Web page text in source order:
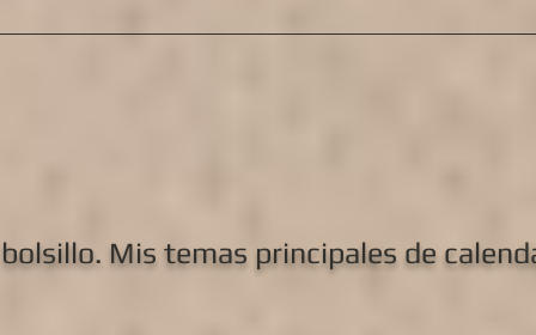
Mis temas principales de